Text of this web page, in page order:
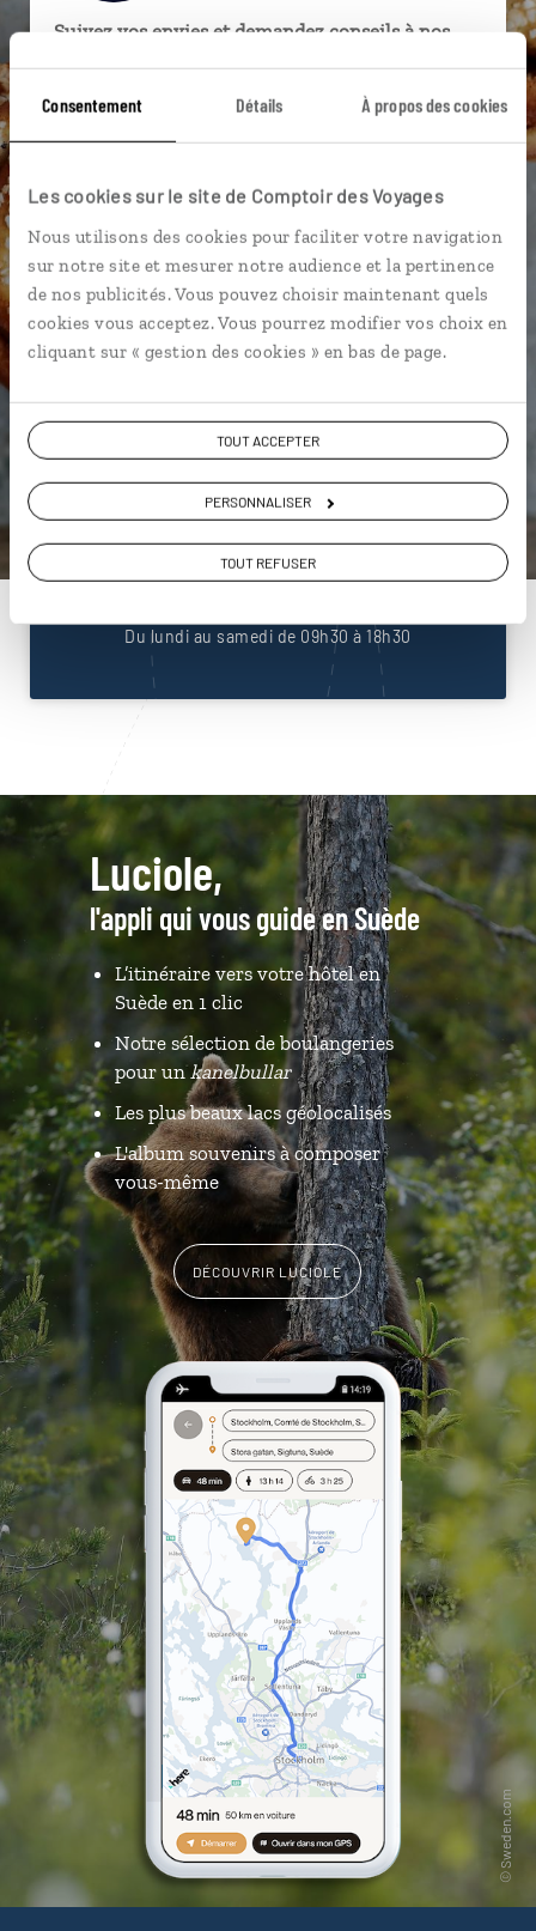
Consentement Détails À propos des cookies
Les cookies sur le site de Comptoir des Voyages
Nous utilisons des cookies pour faciliter votre navigation
sur notre site et mesurer notre audience et la pertinence
de nos publicités. Vous pouvez choisir maintenant quels
cookies vous acceptez. Vous pourrez modifier vos choix en
cliquant sur « gestion des cookies » en bas de page.
TOUT ACCEPTER
PERSONNALISER
TOUT REFUSER
Suivez vos envies et demandez conseils à nos
Ils sauront organiser votre itinéraire au plus
près de vos envies et de la réalité du pays.
connectés en agence, mais aussi par email ou
téléphone.
Vous gardez le même interlocuteur avant,
pendant et après votre voyage.
DEMANDER UN DEVIS
ou
Construisez votre voyage avec un spécialiste Suède
01 86 95 65 53
Du lundi au samedi de 09h30 à 18h30
Luciole,
l'appli qui vous guide en Suède
L’itinéraire vers votre hôtel en
Suède en 1 clic
Notre sélection de boulangeries
pour un kanelbullar
Les plus beaux lacs géolocalisés
L'album souvenirs à composer
vous-même
DÉCOUVRIR LUCIOLE